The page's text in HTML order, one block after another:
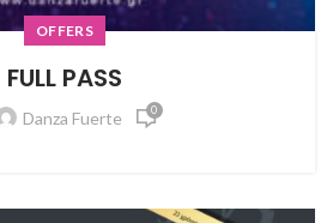
OFFERS
FULL PASS
Danza Fuerte 0